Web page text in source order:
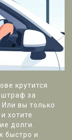
крутится
за
вы только
хотите
долги.
быстро и